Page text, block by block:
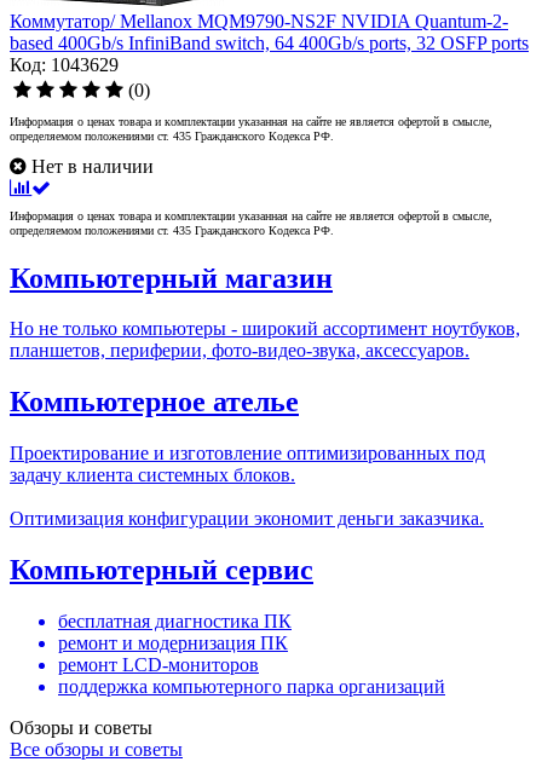
Коммутатор/ Mellanox MQM9790-NS2F NVIDIA Quantum-2-
based 400Gb/s InfiniBand switch, 64 400Gb/s ports, 32 OSFP ports
Код: 1043629
(0)
Информация о ценах товара и комплектации указанная на сайте не является офертой в смысле,
определяемом положениями ст. 435 Гражданского Кодекса РФ.
Нет в наличии
Информация о ценах товара и комплектации указанная на сайте не является офертой в смысле,
определяемом положениями ст. 435 Гражданского Кодекса РФ.
Компьютерный магазин
Но не только компьютеры - широкий ассортимент ноутбуков,
планшетов, периферии, фото-видео-звука, аксессуаров.
Компьютерное ателье
Проектирование и изготовление оптимизированных под
задачу клиента системных блоков.
Оптимизация конфигурации экономит деньги заказчика.
Компьютерный сервис
бесплатная диагностика ПК
ремонт и модернизация ПК
ремонт LCD-мониторов
поддержка компьютерного парка организаций
Обзоры и советы
Все обзоры и советы